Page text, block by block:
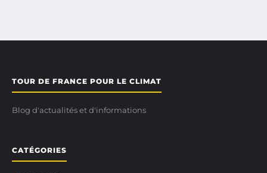
TOUR DE FRANCE POUR LE CLIMAT
Blog d'actualités et d'informations
CATÉGORIES